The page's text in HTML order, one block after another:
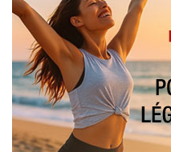
‹ Préc. 1 2 3 4 5
3 mois et demi
le 04/07/2017 à 13:58
minettes, comment allez-vous? Je
étaient de tout repos. Du coup un point troll